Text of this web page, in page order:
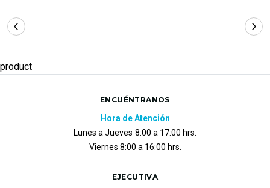
product
ENCUÉNTRANOS
Hora de Atención
Lunes a Jueves 8:00 a 17:00 hrs.
Viernes 8:00 a 16:00 hrs.
EJECUTIVA